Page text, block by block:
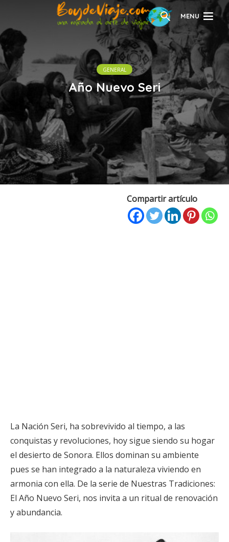
MENU
GENERAL
Año Nuevo Seri
Compartir artículo
La Nación Seri, ha sobrevivido al tiempo, a las
conquistas y revoluciones, hoy sigue siendo su hogar
el desierto de Sonora. Ellos dominan su ambiente
pues se han integrado a la naturaleza viviendo en
armonia con ella. De la serie de Nuestras Tradiciones:
El Año Nuevo Seri, nos invita a un ritual de renovación
y abundancia.